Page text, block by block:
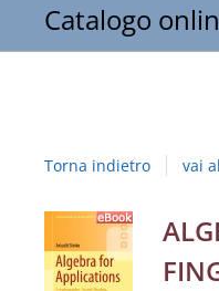
Catalogo
Torna indietro vai
Dettaglio